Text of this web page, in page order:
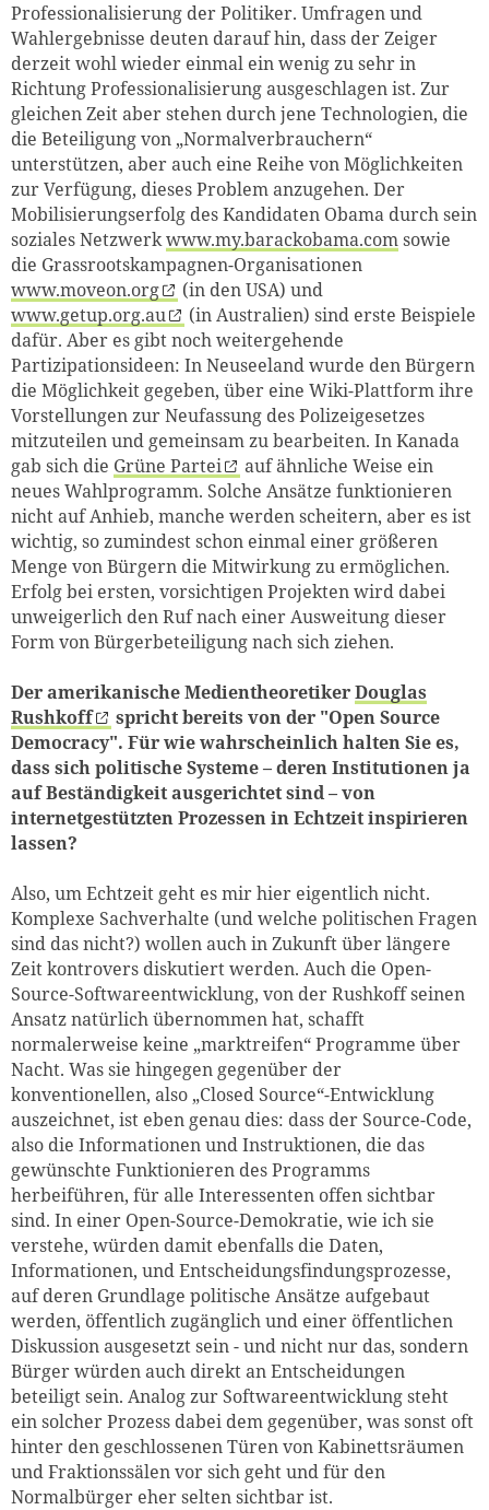
Professionalisierung der Politiker. Umfragen und
Wahlergebnisse deuten darauf hin, dass der Zeiger
derzeit wohl wieder einmal ein wenig zu sehr in
Richtung Professionalisierung ausgeschlagen ist. Zur
gleichen Zeit aber stehen durch jene Technologien, die
die Beteiligung von „Normalverbrauchern“
unterstützen, aber auch eine Reihe von Möglichkeiten
zur Verfügung, dieses Problem anzugehen. Der
Mobilisierungserfolg des Kandidaten Obama durch sein
soziales Netzwerkwww.my.barackobama.comsowie
die Grassrootskampagnen-Organisationen
www.moveon.org
(in den USA) und
www.getup.org.au
(in Australien) sind erste Beispiele
dafür. Aber es gibt noch weitergehende
Partizipationsideen: In Neuseeland wurde den Bürgern
die Möglichkeit gegeben, über eine Wiki-Plattform ihre
Vorstellungen zur Neufassung des Polizeigesetzes
mitzuteilen und gemeinsam zu bearbeiten. In Kanada
gab sich die Grüne Partei
auf ähnliche Weise ein
neues Wahlprogramm. Solche Ansätze funktionieren
nicht auf Anhieb, manche werden scheitern, aber es ist
wichtig, so zumindest schon einmal einer größeren
Menge von Bürgern die Mitwirkung zu ermöglichen.
Erfolg bei ersten, vorsichtigen Projekten wird dabei
unweigerlich den Ruf nach einer Ausweitung dieser
Form von Bürgerbeteiligung nach sich ziehen.
Der amerikanische MedientheoretikerDouglas
Rushkoff
spricht bereits von der "Open Source
Democracy". Für wie wahrscheinlich halten Sie es,
dass sich politische Systeme – deren Institutionen ja
auf Beständigkeit ausgerichtet sind – von
internetgestützten Prozessen in Echtzeit inspirieren
lassen?
Also, um Echtzeit geht es mir hier eigentlich nicht.
Komplexe Sachverhalte (und welche politischen Fragen
sind das nicht?) wollen auch in Zukunft über längere
Zeit kontrovers diskutiert werden. Auch die Open-
Source-Softwareentwicklung, von der Rushkoff seinen
Ansatz natürlich übernommen hat, schafft
normalerweise keine „marktreifen“ Programme über
Nacht. Was sie hingegen gegenüber der
konventionellen, also „Closed Source“-Entwicklung
auszeichnet, ist eben genau dies: dass der Source-Code,
also die Informationen und Instruktionen, die das
gewünschte Funktionieren des Programms
herbeiführen, für alle Interessenten offen sichtbar
sind. In einer Open-Source-Demokratie, wie ich sie
verstehe, würden damit ebenfalls die Daten,
Informationen, und Entscheidungsfindungsprozesse,
auf deren Grundlage politische Ansätze aufgebaut
werden, öffentlich zugänglich und einer öffentlichen
Diskussion ausgesetzt sein - und nicht nur das, sondern
Bürger würden auch direkt an Entscheidungen
beteiligt sein. Analog zur Softwareentwicklung steht
ein solcher Prozess dabei dem gegenüber, was sonst oft
hinter den geschlossenen Türen von Kabinettsräumen
und Fraktionssälen vor sich geht und für den
Normalbürger eher selten sichtbar ist.
Zum Warenkorb
weiter lesen Zum Warenkorb